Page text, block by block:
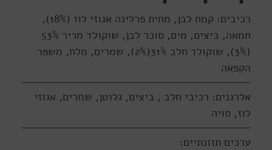
רכיבים: קמח לבן, מחית פרלינה אגוזי לוז (18%),
חמאה, ביצים, מים, סוכר לבן, שוקולד מריר 53%
(3%), שוקולד חלב 31%(2%), שמרים, מלח, משפר
הקפאה
אלרגנים: רכיבי חלב , ביצים, גלוטן, שמרים, אגוזי
לוז, סויה
ערכים תזונתיים: